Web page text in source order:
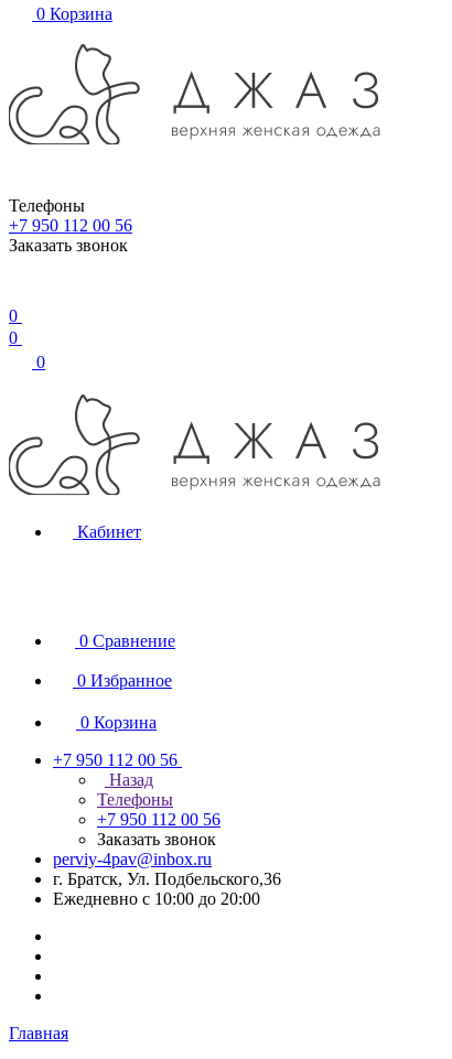
0 Корзина
Телефоны
+7 950 112 00 56
Заказать звонок
0
0
0
Кабинет
0 Сравнение
0 Избранное
0 Корзина
+7 950 112 00 56
Назад
Телефоны
+7 950 112 00 56
Заказать звонок
perviy-4pav@inbox.ru
г. Братск, Ул. Подбельского,36
Ежедневно с 10:00 до 20:00
Главная